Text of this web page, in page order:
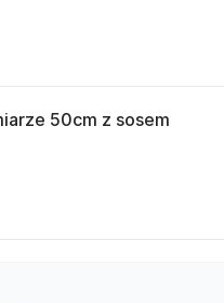
50cm z sosem